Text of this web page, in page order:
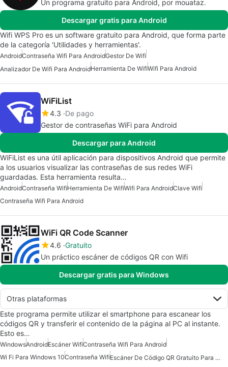
Un programa gratuito para Android, por mouataz.
Descargar gratis para Android
Wifi WPS Pro es un software gratuito para Android, que forma parte
de la categoría 'Utilidades y herramientas'.
AndroidContraseña Wifi Para AndroidGestor De Wifi
Analizador De Wifi Para AndroidHerramienta De WifiWifi Para Android
WiFiList
4.3 De pago
Gestor de contraseñas WiFi para Android
Descargar para Android
WiFiList es una útil aplicación para dispositivos Android que permite
a los usuarios visualizar las contraseñas de sus redes WiFi
guardadas. Esta herramienta resulta…
AndroidContraseña WifiHerramienta De WifiWifi Para AndroidClave Wifi
Contraseña Wifi Para Android
WiFi QR Code Scanner
4.6 Gratuito
Un práctico escáner de códigos QR con Wifi
Descargar gratis para Windows
Otras plataformas
Este programa permite utilizar el smartphone para escanear los
códigos QR y transferir el contenido de la página al PC al instante.
Esto es…
WindowsAndroidEscáner WifiContraseña Wifi Para Android
Wi Fi Para Windows 10Contraseña Wifi Escáner De Código QR Gratuito Para Android